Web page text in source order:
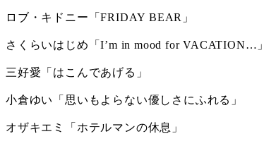
ロブ・キドニー「FRIDAY BEAR」
さくらいはじめ「I’m in mood for VACATION…」
三好愛「はこんであげる」
小倉ゆい「思いもよらない優しさにふれる」
オザキエミ「ホテルマンの休息」